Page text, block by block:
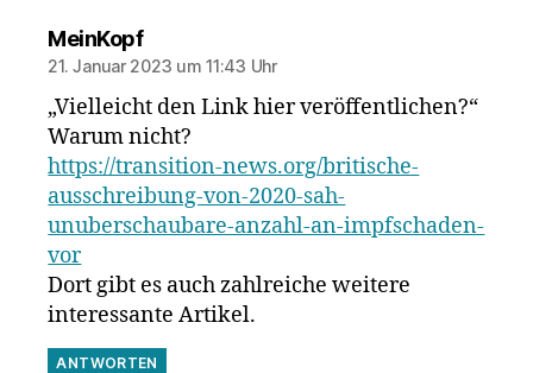
MeinKopfsagt:
21. Januar 2023 um 11:43 Uhr
„Vielleicht den Link hier veröffentlichen?“
Warum nicht?
https://transition-news.org/britische-
ausschreibung-von-2020-sah-
unuberschaubare-anzahl-an-impfschaden-
vor
Dort gibt es auch zahlreiche weitere
interessante Artikel.
ANTWORTEN